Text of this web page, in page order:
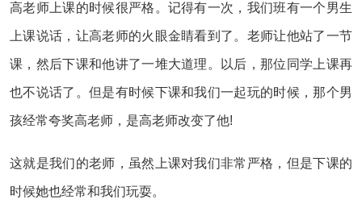
高老师上课的时候很严格。记得有一次，我们班有一个男生
上课说话，让高老师的火眼金睛看到了。老师让他站了一节
课，然后下课和他讲了一堆大道理。以后，那位同学上课再
也不说话了。但是有时候下课和我们一起玩的时候，那个男
孩经常夸奖高老师，是高老师改变了他!
这就是我们的老师，虽然上课对我们非常严格，但是下课的
时候她也经常和我们玩耍。